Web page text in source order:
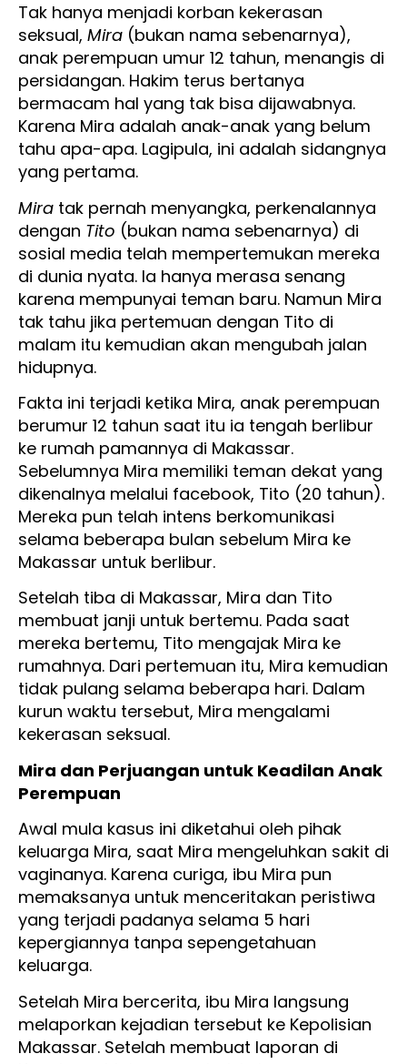
Tak hanya menjadi korban kekerasan
seksual, Mira (bukan nama sebenarnya),
anak perempuan umur 12 tahun, menangis di
persidangan. Hakim terus bertanya
bermacam hal yang tak bisa dijawabnya.
Karena Mira adalah anak-anak yang belum
tahu apa-apa. Lagipula, ini adalah sidangnya
yang pertama.
Mira tak pernah menyangka, perkenalannya
dengan Tito (bukan nama sebenarnya) di
sosial media telah mempertemukan mereka
di dunia nyata. Ia hanya merasa senang
karena mempunyai teman baru. Namun Mira
tak tahu jika pertemuan dengan Tito di
malam itu kemudian akan mengubah jalan
hidupnya.
Fakta ini terjadi ketika Mira, anak perempuan
berumur 12 tahun saat itu ia tengah berlibur
ke rumah pamannya di Makassar.
Sebelumnya Mira memiliki teman dekat yang
dikenalnya melalui facebook, Tito (20 tahun).
Mereka pun telah intens berkomunikasi
selama beberapa bulan sebelum Mira ke
Makassar untuk berlibur.
Setelah tiba di Makassar, Mira dan Tito
membuat janji untuk bertemu. Pada saat
mereka bertemu, Tito mengajak Mira ke
rumahnya. Dari pertemuan itu, Mira kemudian
tidak pulang selama beberapa hari. Dalam
kurun waktu tersebut, Mira mengalami
kekerasan seksual.
Mira dan Perjuangan untuk Keadilan Anak
Perempuan
Awal mula kasus ini diketahui oleh pihak
keluarga Mira, saat Mira mengeluhkan sakit di
vaginanya. Karena curiga, ibu Mira pun
memaksanya untuk menceritakan peristiwa
yang terjadi padanya selama 5 hari
kepergiannya tanpa sepengetahuan
keluarga.
Setelah Mira bercerita, ibu Mira langsung
melaporkan kejadian tersebut ke Kepolisian
Makassar. Setelah membuat laporan di